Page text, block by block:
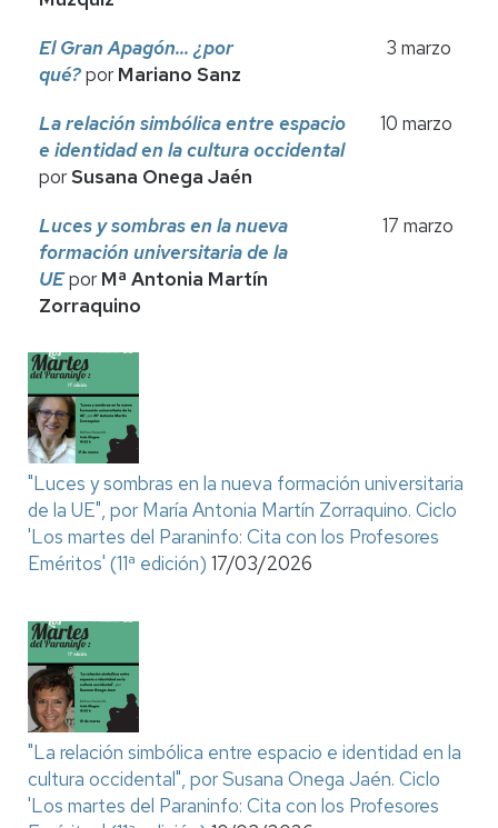
El Gran Apagón... ¿por
qué?por Mariano Sanz
3 marzo
La relación simbólica entre espacio
e identidad en la cultura occidental
por Susana Onega Jaén
10 marzo
Luces y sombras en la nueva
formación universitaria de la
UEpor Mª Antonia Martín
Zorraquino
17 marzo
"Luces y sombras en la nueva formación universitaria
de la UE", por María Antonia Martín Zorraquino. Ciclo
'Los martes del Paraninfo: Cita con los Profesores
Eméritos' (11ª edición) 17/03/2026
"La relación simbólica entre espacio e identidad en la
cultura occidental", por Susana Onega Jaén. Ciclo
'Los martes del Paraninfo: Cita con los Profesores